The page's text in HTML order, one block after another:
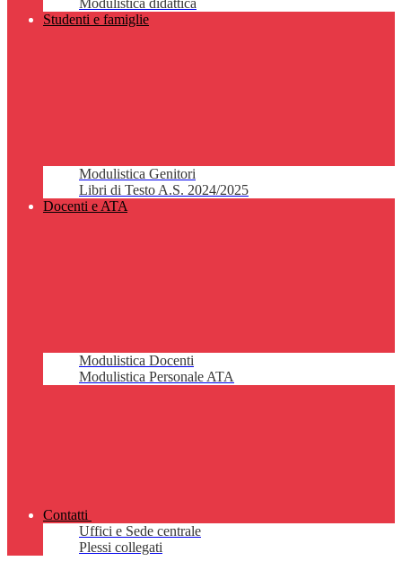
Modulistica didattica
Studenti e famiglie
Modulistica Genitori
Libri di Testo A.S. 2024/2025
Docenti e ATA
Modulistica Docenti
Modulistica Personale ATA
Contatti
Uffici e Sede centrale
Plessi collegati